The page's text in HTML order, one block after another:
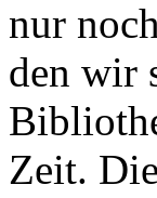
nur
den wir
Zeit.